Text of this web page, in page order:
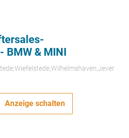
BMW & MINI
Anzeige schalten